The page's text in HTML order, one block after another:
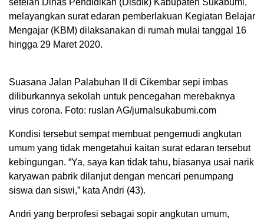
setelah Dinas Pendidikan (Disdik) Kabupaten Sukabumi,
melayangkan surat edaran pemberlakuan Kegiatan Belajar
Mengajar (KBM) dilaksanakan di rumah mulai tanggal 16
hingga 29 Maret 2020.
Suasana Jalan Palabuhan II di Cikembar sepi imbas
diliburkannya sekolah untuk pencegahan merebaknya
virus corona. Foto: ruslan AG/jurnalsukabumi.com
Kondisi tersebut sempat membuat pengemudi angkutan
umum yang tidak mengetahui kaitan surat edaran tersebut
kebingungan. “Ya, saya kan tidak tahu, biasanya usai narik
karyawan pabrik dilanjut dengan mencari penumpang
siswa dan siswi,” kata Andri (43).
Andri yang berprofesi sebagai sopir angkutan umum,